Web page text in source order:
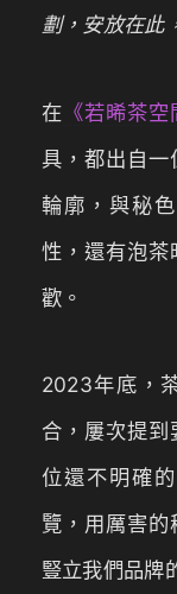
劃，安放在此
在 《若晞茶空
具，都出自
輪廓，與秘
性，還有泡茶
歡。
2023年底，
合，屢次提
位還不明確
覽，用厲害
豎立我們品牌